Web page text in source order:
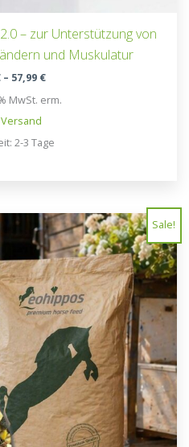
– zur Unterstützung von
und Muskulatur
– 57,99 €Preisspanne:
bis
MwSt. erm.
Versand
2-3 Tage
Sale!